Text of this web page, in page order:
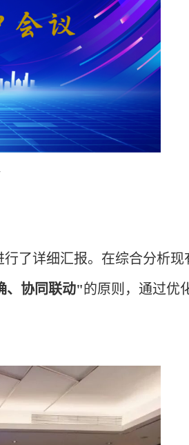
了详细汇报。在综合分析
、协同联动"的原则，通过优